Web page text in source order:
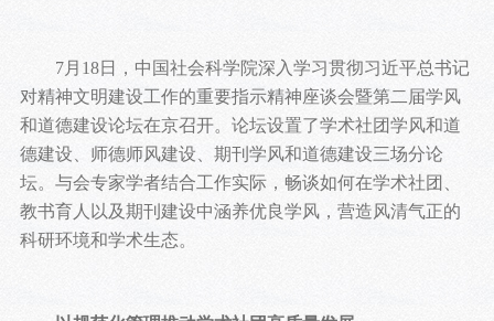
7月18日，中国社会科学院深入学习贯彻习近平总书记
对精神文明建设工作的重要指示精神座谈会暨第二届学风
和道德建设论坛在京召开。论坛设置了学术社团学风和道
德建设、师德师风建设、期刊学风和道德建设三场分论
坛。与会专家学者结合工作实际，畅谈如何在学术社团、
教书育人以及期刊建设中涵养优良学风，营造风清气正的
科研环境和学术生态。